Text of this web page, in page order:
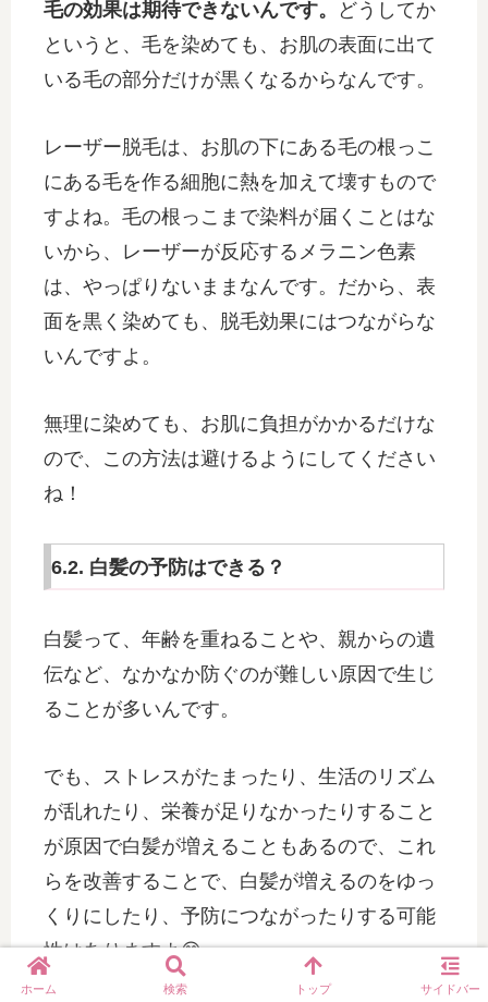
毛の効果は期待できないんです。
どうしてか
というと、毛を染めても、お肌の表面に出て
いる毛の部分だけが黒くなるからなんです。
レーザー脱毛は、お肌の下にある毛の根っこ
にある毛を作る細胞に熱を加えて壊すもので
すよね。毛の根っこまで染料が届くことはな
いから、レーザーが反応するメラニン色素
は、やっぱりないままなんです。だから、表
面を黒く染めても、脱毛効果にはつながらな
いんですよ。
無理に染めても、お肌に負担がかかるだけな
ので、この方法は避けるようにしてください
ね！
6.2. 白髪の予防はできる？
白髪って、年齢を重ねることや、親からの遺
伝など、なかなか防ぐのが難しい原因で生じ
ることが多いんです。
でも、ストレスがたまったり、生活のリズム
が乱れたり、栄養が足りなかったりすること
が原因で白髪が増えることもあるので、これ
らを改善することで、白髪が増えるのをゆっ
くりにしたり、予防につながったりする可能
性はありますよ😊
ホーム 検索 トップ サイドバー